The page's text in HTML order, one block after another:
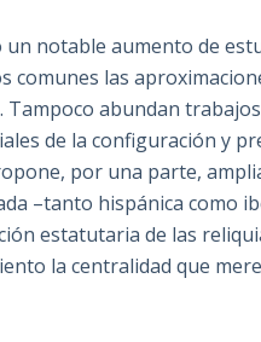
un notable aumento de
comunes las
abundan
de la configuración y
por una parte,
–tanto hispánica como
estatutaria de las
la centralidad que